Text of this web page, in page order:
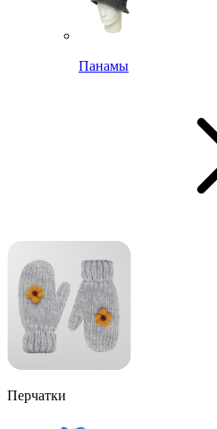
Панамы
Перчатки